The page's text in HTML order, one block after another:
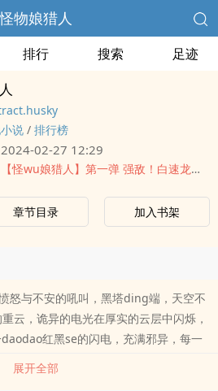
怪物娘猎人
排行 搜索 足迹
说 / 排行榜
2024-02-27 12:29
【怪wu娘猎人】第一弹 强敌！白速龙王娘的chu现
章节目录 加入书架
怒与不安的吼叫，黑塔ding端，天空不
云，诡异的电光在厚实的云层中闪烁，
红黑se的闪电，充满邪异，每一
空间中 lou出一daodao黑se的细
世界，速龙王们惊慌失措，怪叫 着跑在
展开全部